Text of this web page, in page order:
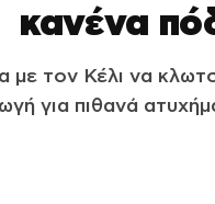
κανένα
με τον Κέλι να
για πιθανά